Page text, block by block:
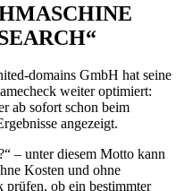
domains GmbH hat seine
weiter optimiert:
ab sofort schon beim
angezeigt.
– unter diesem Motto kann
Kosten und ohne
ob ein bestimmter